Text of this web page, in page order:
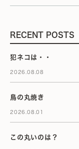
RECENT POSTS
犯ネコは・・
2026.08.08
鳥の丸焼き
2026.08.01
この丸いのは？